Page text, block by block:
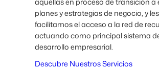
planes y estrategias de negocio, y les
facilitamos el acceso a la red de
actuando como principal sistema
desarrollo empresarial.
Descubre Nuestros Servicios